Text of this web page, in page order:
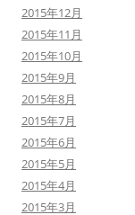
2015年12月
2015年11月
2015年10月
2015年9月
2015年8月
2015年7月
2015年6月
2015年5月
2015年4月
2015年3月